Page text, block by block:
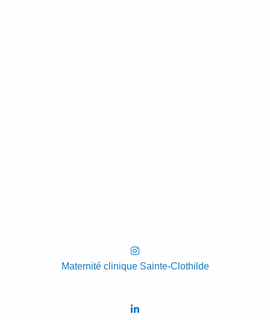
Maternité clinique Sainte-Clothilde